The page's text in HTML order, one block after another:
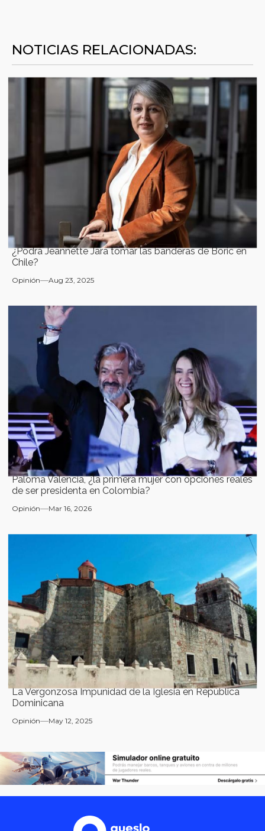
NOTICIAS RELACIONADAS:
¿Podrá Jeannette Jara tomar las banderas de Boric en
Chile?
Opinión Aug 23, 2025
Paloma Valencia, ¿la primera mujer con opciones reales
de ser presidenta en Colombia?
Opinión Mar 16, 2026
La Vergonzosa Impunidad de la Iglesia en República
Dominicana
Opinión May 12, 2025